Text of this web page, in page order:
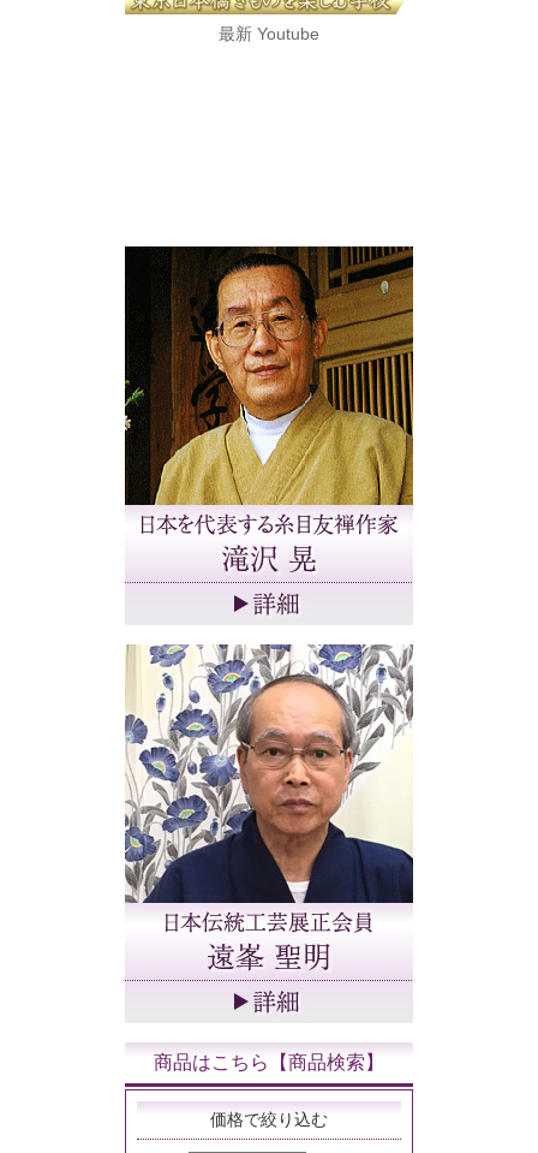
最新 Youtube
商品はこちら【商品検索】
価格で絞り込む